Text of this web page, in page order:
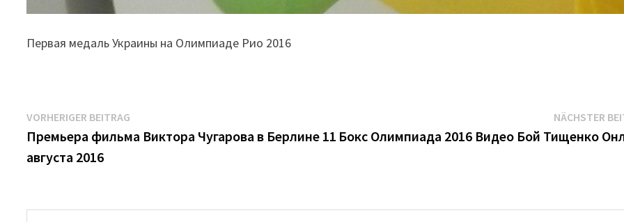
Первая медаль Украины на Олимпиаде Рио 2016
Beitrags-
Navigation
VORHERIGER BEITRAG
Beitrag:
Премьера фильма Виктора Чугарова в Берлине 11
августа 2016
NÄCHSTER
Бокс Олимпиада 2016 Видео Бой Тищенко